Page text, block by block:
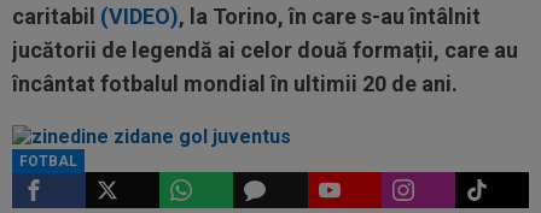
caritabil (VIDEO), la Torino, în care s-au întâlnit
jucătorii de legendă ai celor două formații, care au
încântat fotbalul mondial în ultimii 20 de ani.
FOTBAL